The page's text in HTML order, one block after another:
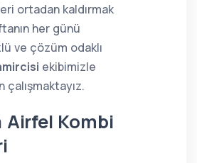
ortadan kaldırmak
her günü
ve çözüm odaklı
ekibimizle
çalışmaktayız.
Airfel Kombi